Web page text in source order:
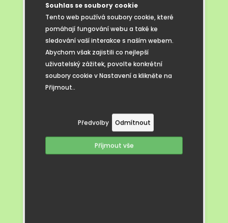
Souhlas se soubory cookie
Tento web používá soubory cookie, které
pomáhají fungování webu a také ke
sledování vaší interakce s naším webem.
Abychom však zajistili co nejlepší
uživatelský zážitek, povolte konkrétní
soubory cookie v Nastavení a klikněte na
Přijmout..
Předvolby Odmítnout
Příjmout vše
dané slovo.
Jeden herec a dvě herečky vtáhli děti
okamžitě do děje. Smích se střídal
s napětím a děti po celou dobu živě
reagovaly na to, co se na jevišti
odehrávalo.
Během pohádky se děti naučily také
veselou písničku o tom, že domluva a dané
nese to své následky. Pohádka tak dětem
nejen vykouzlila úsměv na tváři, ale zároveň
nenásilnou formou připomněla důležitost
zodpovědnosti, důvěry a dodržování